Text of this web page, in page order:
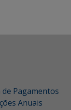
Pagamentos
Anuais